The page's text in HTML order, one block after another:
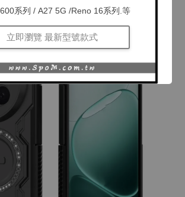
系列 / A27 5G /Reno 16系列.等
立即瀏覽 最新型號款式